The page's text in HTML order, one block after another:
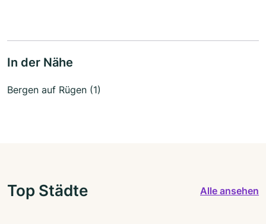
In der Nähe
Bergen auf Rügen (1)
Top Städte Alle ansehen